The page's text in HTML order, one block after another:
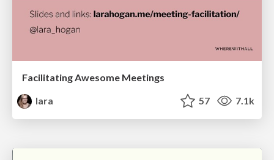
Facilitating Awesome Meetings
lara
57 7.1k